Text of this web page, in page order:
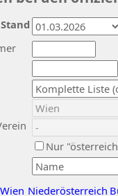
Nur
Wien Niederösterreich